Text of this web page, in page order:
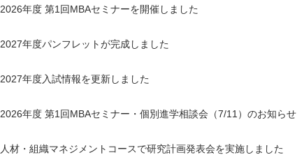
2026年度 第1回MBAセミナーを開催しました
2027年度パンフレットが完成しました
2027年度入試情報を更新しました
2026年度 第1回MBAセミナー・個別進学相談会（7/11）のお知らせ
人材・組織マネジメントコースで研究計画発表会を実施しました